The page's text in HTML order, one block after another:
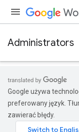
Administrators
Google używa
preferowany język.
zawierać błędy.